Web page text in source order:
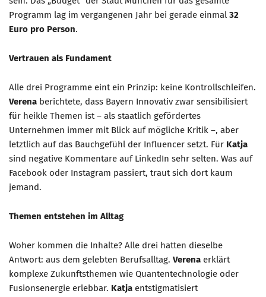
Programm lag im vergangenen Jahr bei gerade einmal 32
Euro pro Person.
Vertrauen als Fundament
Alle drei Programme eint ein Prinzip: keine Kontrollschleifen.
Verena berichtete, dass Bayern Innovativ zwar sensibilisiert
für heikle Themen ist – als staatlich gefördertes
Unternehmen immer mit Blick auf mögliche Kritik –, aber
letztlich auf das Bauchgefühl der Influencer setzt. Für Katja
sind negative Kommentare auf LinkedIn sehr selten. Was auf
Facebook oder Instagram passiert, traut sich dort kaum
jemand.
Themen entstehen im Alltag
Woher kommen die Inhalte? Alle drei hatten dieselbe
Antwort: aus dem gelebten Berufsalltag. Verena erklärt
komplexe Zukunftsthemen wie Quantentechnologie oder
Fusionsenergie erlebbar. Katja entstigmatisiert